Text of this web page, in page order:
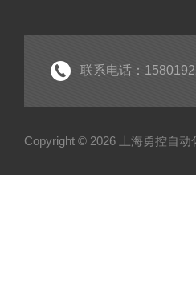
联系电话：
Copyright © 2026 上海勇控自